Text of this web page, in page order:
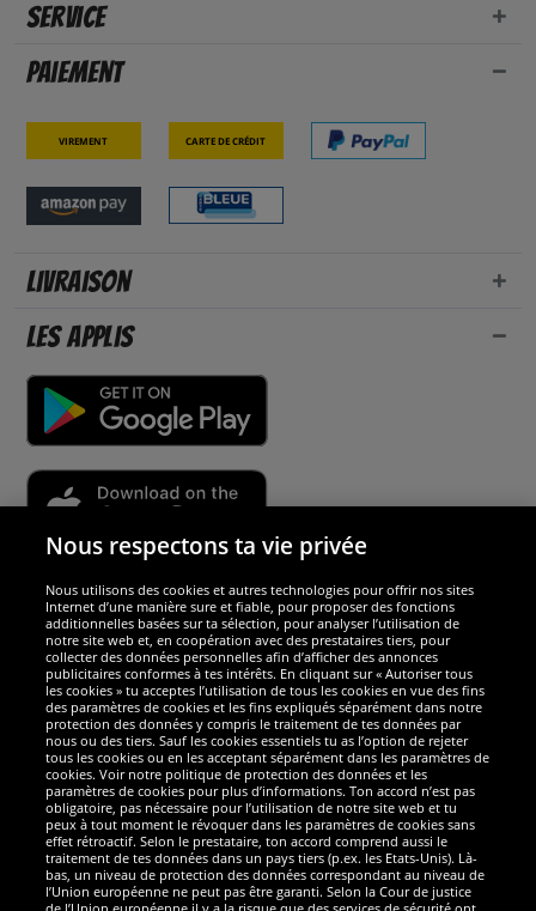
Service
Paiement
Virement Carte de crédit
Livraison
Les applis
Sécurité
Nous sommes excellents
Nous respectons ta vie privée
Nous utilisons des cookies et autres technologies pour offrir nos sites
Internet d’une manière sure et fiable, pour proposer des fonctions
additionnelles basées sur ta sélection, pour analyser l’utilisation de
notre site web et, en coopération avec des prestataires tiers, pour
collecter des données personnelles afin d’afficher des annonces
publicitaires conformes à tes intérêts. En cliquant sur « Autoriser tous
les cookies » tu acceptes l’utilisation de tous les cookies en vue des fins
des paramètres de cookies et les fins expliqués séparément dans notre
protection des données y compris le traitement de tes données par
nous ou des tiers. Sauf les cookies essentiels tu as l’option de rejeter
tous les cookies ou en les acceptant séparément dans les paramètres de
cookies. Voir notre politique de protection des données et les
paramètres de cookies pour plus d’informations. Ton accord n’est pas
obligatoire, pas nécessaire pour l’utilisation de notre site web et tu
peux à tout moment le révoquer dans les paramètres de cookies sans
effet rétroactif. Selon le prestataire, ton accord comprend aussi le
traitement de tes données dans un pays tiers (p.ex. les Etats-Unis). Là-
bas, un niveau de protection des données correspondant au niveau de
l’Union européenne ne peut pas être garanti. Selon la Cour de justice